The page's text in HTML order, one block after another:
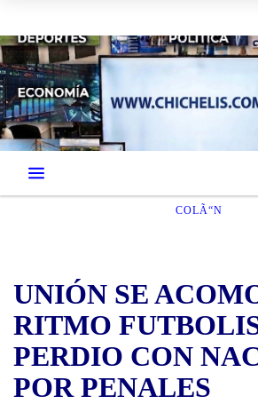
COLÃ“N
UNIÓN SE
RITMO
PERDIO CON
POR PENALES